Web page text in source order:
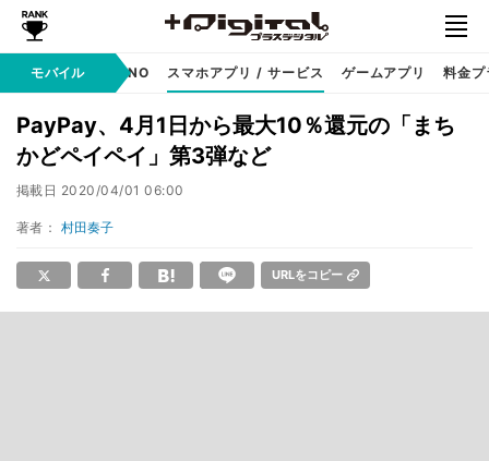
モバイル
携帯キャリア MVNO スマホアプリ / サービス ゲームアプリ 料金プ
PayPay、4月1日から最大10％還元の「まち
かどペイペイ」第3弾など
掲載日 2020/04/01 06:00
著者： 村田奏子
URLをコピー